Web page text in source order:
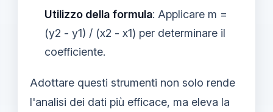
Utilizzo della formula: Applicare m =
(y2 - y1) / (x2 - x1) per determinare il
coefficiente.
Adottare questi strumenti non solo rende
l'analisi dei dati più efficace, ma eleva la